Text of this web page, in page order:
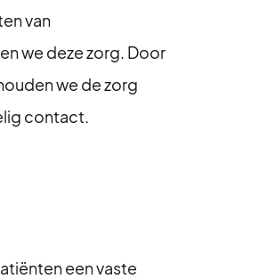
van
we deze zorg. Door
we de zorg
contact.
een vaste